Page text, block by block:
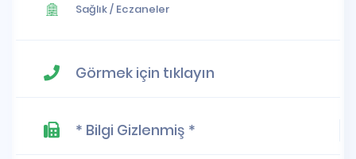
Sağlık/ Eczaneler
Görmek için tıklayın
* Bilgi Gizlenmiş *